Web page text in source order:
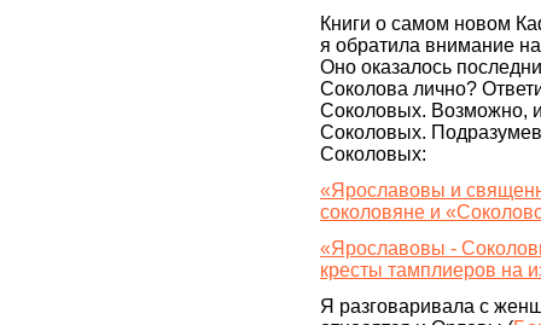
Книги о самом новом
я обратила внимание
Оно оказалось
Соколова лично?
Соколовых. Возможно,
Соколовых.
Соколовых:
«Ярославовы и
соколовяне и
«Ярославовы -
кресты тамплиеров на
Я разговаривала с